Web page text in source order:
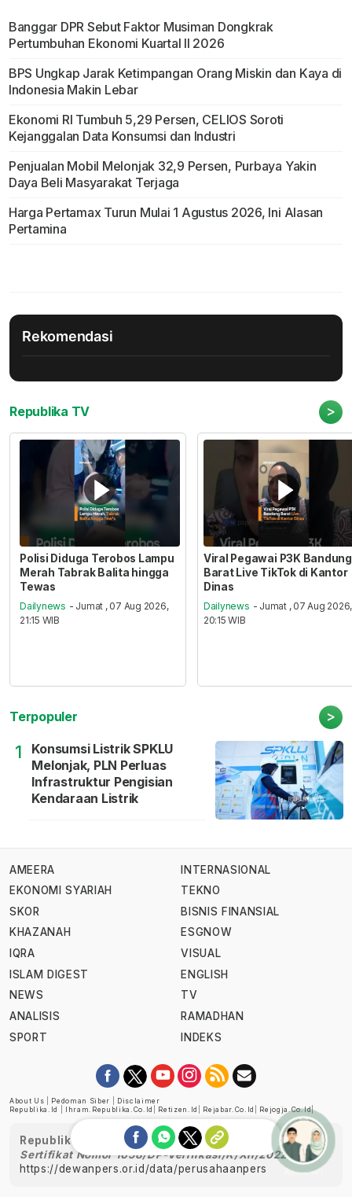
Banggar DPR Sebut Faktor Musiman Dongkrak
Pertumbuhan Ekonomi Kuartal II 2026
BPS Ungkap Jarak Ketimpangan Orang Miskin dan Kaya di
Indonesia Makin Lebar
Ekonomi RI Tumbuh 5,29 Persen, CELIOS Soroti
Kejanggalan Data Konsumsi dan Industri
Penjualan Mobil Melonjak 32,9 Persen, Purbaya Yakin
Daya Beli Masyarakat Terjaga
Harga Pertamax Turun Mulai 1 Agustus 2026, Ini Alasan
Pertamina
Rekomendasi
Republika TV >
Polisi Diduga Terobos Lampu
Merah Tabrak Balita hingga
Tewas
Dailynews - Jumat , 07 Aug 2026,
21:15 WIB
Viral Pegawai P3K Bandung
Barat Live TikTok di Kantor
Dinas
Dailynews - Jumat , 07 Aug 2026,
20:15 WIB
Terpopuler >
1
Konsumsi Listrik SPKLU
Melonjak, PLN Perluas
Infrastruktur Pengisian
Kendaraan Listrik
AMEERA
EKONOMI SYARIAH
SKOR
KHAZANAH
IQRA
ISLAM DIGEST
NEWS
ANALISIS
SPORT
INTERNASIONAL
TEKNO
BISNIS FINANSIAL
ESGNOW
VISUAL
ENGLISH
TV
RAMADHAN
INDEKS
About Us Pedoman Siber
Disclaimer
Republika.id
Ihram.republika.co.id Retizen.id Rejabar.co.id Rejogja.co.id|
Republika telah diverifikasi oleh Dewan Pers
Sertifikat Nomor 1058/DP-Verifikasi/K/XII/2022
https://dewanpers.or.id/data/perusahaanpers
Ask me!